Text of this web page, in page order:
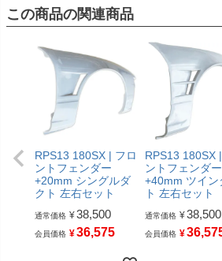
この商品の関連商品
RPS13 180SX | フロ
ントフェンダー
+20mm シングルダ
クト 左右セット
通常価格 ¥38,500
会員価格 ¥36,575
RPS13 180SX
ントフェンダー
+40mm ツイン
ト 左右セット
通常価格 ¥38,500
会員価格 ¥